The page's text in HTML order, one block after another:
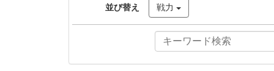
並び替え 戦力